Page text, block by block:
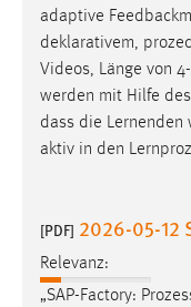
adaptive
deklarativem,
Videos, Länge von
werden mit Hilfe des
dass die
aktiv in den
[PDF] 2026-05-12
Relevanz:
„SAP-Factory:
Name:
site-language-
Zweck:
Das Cookie
30 Tage
Chat